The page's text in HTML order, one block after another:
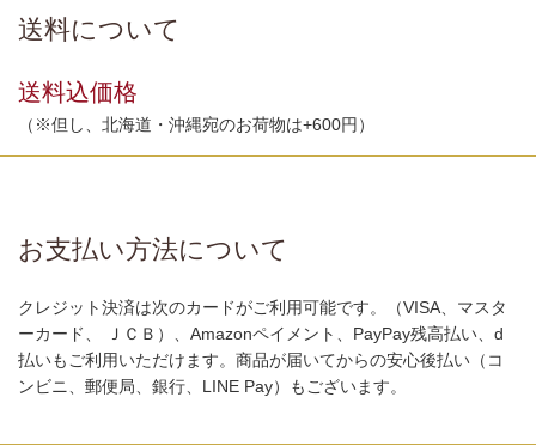
送料について
送料込価格
（※但し、北海道・沖縄宛のお荷物は+600円）
お支払い方法について
クレジット決済は次のカードがご利用可能です。（VISA、マスタ
ーカード、 ＪＣＢ）、Amazonペイメント、PayPay残高払い、d
払いもご利用いただけます。商品が届いてからの安心後払い（コ
ンビニ、郵便局、銀行、LINE Pay）もございます。